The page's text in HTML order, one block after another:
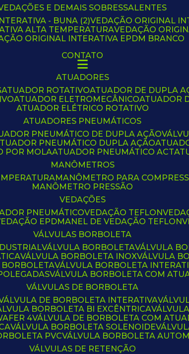
VEDAÇÕES E DEMAIS SOBRESSALENTES
- BUNA (2)
VEDAÇÃO ORIGINAL
ALTA TEMPERATURA VEDAÇÃO
ORIGINAL INTERATIVA EPDM BRANCO
CONTATO
ATUADORES
ATUADOR ROTATIVO ATUADOR DE DUPLA
ATUADOR ELETROMECÂNICO ATUADOR
ATUADOR ELÉTRICO ROTATIVO
ATUADORES PNEUMÁTICOS
PNEUMÁTICO DE DUPLA AÇÃO
ATUADOR PNEUMÁTICO DUPLA AÇÃO
POR MOLA ATUADOR PNEUMÁTICO ACT
MANÔMETROS
MANÔMETRO PARA
MANÔMETRO PRESSÃO
VEDAÇÕES
PNEUMÁTICO VEDAÇÃO TEFLON
VEDAÇÃO EPDM ANEL DE VEDAÇÃO TEFLON
VÁLVULAS BORBOLETA
VÁLVULA BORBOLETA VÁLVULA
VÁLVULA BORBOLETA INOX VÁLVULA
BORBOLETA VÁLVULA BORBOLETA
VÁLVULA BORBOLETA COM
VÁLVULAS DE BORBOLETA
VÁLVULA DE BORBOLETA INTERATIVA
BORBOLETA BI EXCÊNTRICA
4 VÁLVULA DE BORBOLETA COM
VÁLVULA BORBOLETA SOLENOIDE
PVC VÁLVULA BORBOLETA
VÁLVULAS DE RETENÇÃO